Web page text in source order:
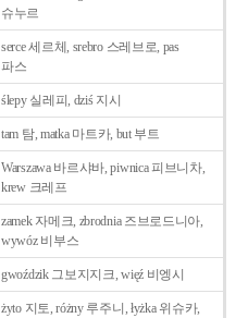
슈누르
serce 세르체, srebro 스레브로, pas
파스
ślepy 실레피, dziś 지시
tam 탐, matka 마트카, but 부트
Warszawa 바르샤바, piwnica 피브니차,
krew 크레프
zamek 자메크, zbrodnia 즈브로드니아,
wywóz 비부스
gwoździk 그보지지크, więź 비엥시
żyto 지토, różny 루주니, łyżka 위슈카,